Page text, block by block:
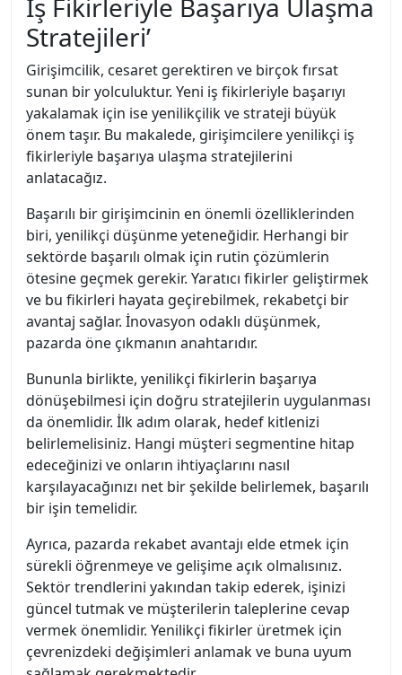
İş Fikirleriyle Başarıya Ulaşma
Stratejileri’
Girişimcilik, cesaret gerektiren ve birçok fırsat
sunan bir yolculuktur. Yeni iş fikirleriyle başarıyı
yakalamak için ise yenilikçilik ve strateji büyük
önem taşır. Bu makalede, girişimcilere yenilikçi iş
fikirleriyle başarıya ulaşma stratejilerini
anlatacağız.
Başarılı bir girişimcinin en önemli özelliklerinden
biri, yenilikçi düşünme yeteneğidir. Herhangi bir
sektörde başarılı olmak için rutin çözümlerin
ötesine geçmek gerekir. Yaratıcı fikirler geliştirmek
ve bu fikirleri hayata geçirebilmek, rekabetçi bir
avantaj sağlar. İnovasyon odaklı düşünmek,
pazarda öne çıkmanın anahtarıdır.
Bununla birlikte, yenilikçi fikirlerin başarıya
dönüşebilmesi için doğru stratejilerin uygulanması
da önemlidir. İlk adım olarak, hedef kitlenizi
belirlemelisiniz. Hangi müşteri segmentine hitap
edeceğinizi ve onların ihtiyaçlarını nasıl
karşılayacağınızı net bir şekilde belirlemek, başarılı
bir işin temelidir.
Ayrıca, pazarda rekabet avantajı elde etmek için
sürekli öğrenmeye ve gelişime açık olmalısınız.
Sektör trendlerini yakından takip ederek, işinizi
güncel tutmak ve müşterilerin taleplerine cevap
vermek önemlidir. Yenilikçi fikirler üretmek için
çevrenizdeki değişimleri anlamak ve buna uyum